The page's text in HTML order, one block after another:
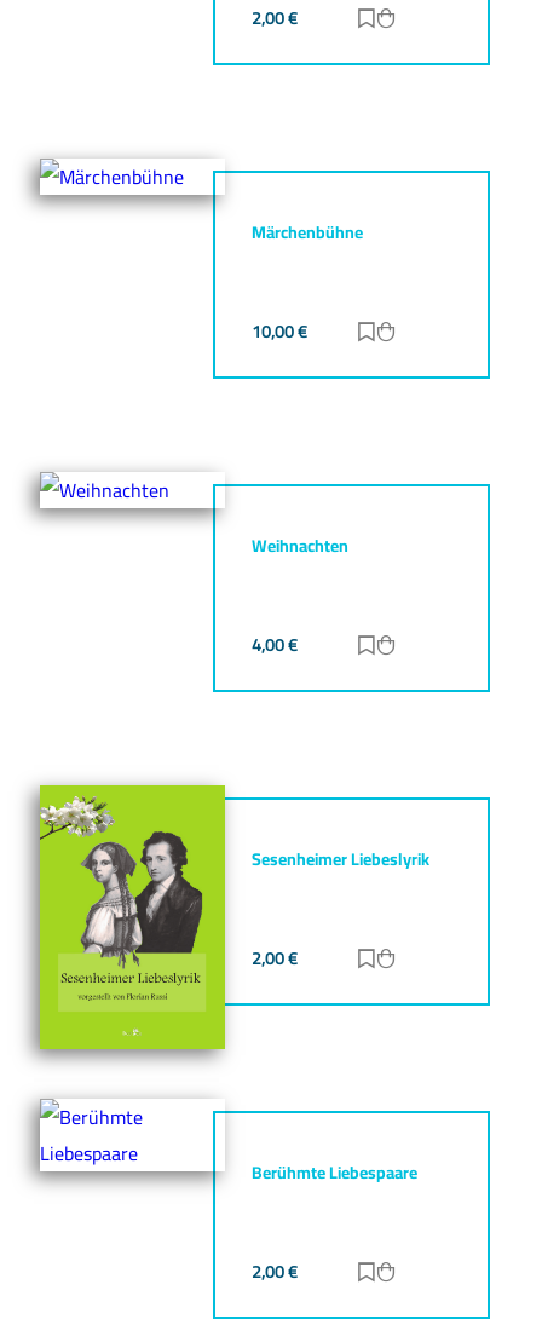
2,00€ Zur Merkliste
Märchenbühne
10,00€ Zur Merkliste
Weihnachten
4,00€ Zur Merkliste
Sesenheimer Liebeslyrik
2,00€ Zur Merkliste
Berühmte Liebespaare
2,00€ Zur Merkliste